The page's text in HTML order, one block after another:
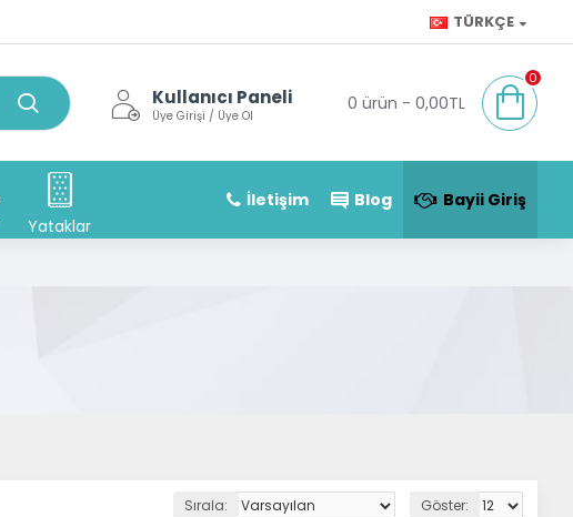
TÜRKÇE
Kullanıcı Paneli
Üye Girişi / Üye Ol
0 ürün - 0,00TL
0
Yataklar
İletişim Blog Bayii Giriş
Sırala: Göster: